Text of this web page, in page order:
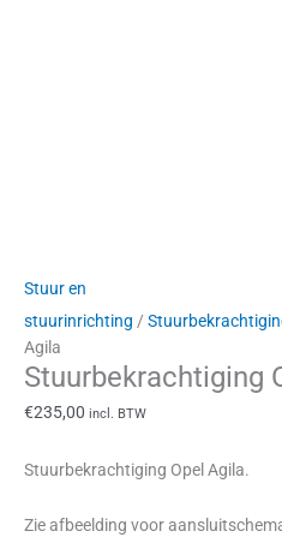
Stuur en
stuurinrichting /
Agila
Stuurbekrachtiging
€235,00 incl. BTW
Stuurbekrachtiging Opel Agila.
Zie afbeelding voor